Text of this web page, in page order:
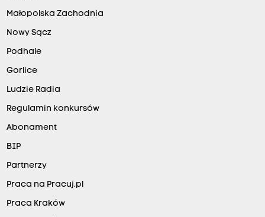
Małopolska Zachodnia
Nowy Sącz
Podhale
Gorlice
Ludzie Radia
Regulamin konkursów
Abonament
BIP
Partnerzy
Praca na Pracuj.pl
Praca Kraków